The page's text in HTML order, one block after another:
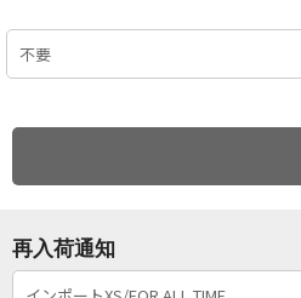
再入荷通知